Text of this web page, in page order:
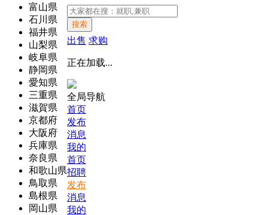
富山県
石川県
福井県
山梨県
岐阜県
静岡県
愛知県
三重県
滋賀県
京都府
大阪府
兵庫県
奈良県
和歌山県
鳥取県
島根県
岡山県
搜索
出售 求购
正在加载...
全局导航
首页
发布
消息
我的
首页
招聘
发布
消息
我的